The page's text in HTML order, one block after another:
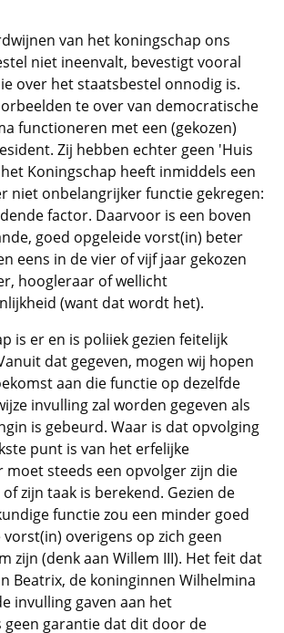
van het koningschap ons
niet ineenvalt, bevestigt vooral
over het staatsbestel onnodig is.
te over van democratische
functioneren met een (gekozen)
Zij hebben echter geen 'Huis
Koningschap heeft inmiddels een
niet onbelangrijker functie gekregen:
factor. Daarvoor is een boven
goed opgeleide vorst(in) beter
eens in de vier of vijf jaar gekozen
hoogleraar of wellicht
(want dat wordt het).
is er en is poliiek gezien feitelijk
dat gegeven, mogen wij hopen
aan die functie op dezelfde
invulling zal worden gegeven als
is gebeurd. Waar is dat opvolging
punt is van het erfelijke
moet steeds een opvolger zijn die
zijn taak is berekend. Gezien de
functie zou een minder goed
overigens op zich geen
zijn (denk aan Willem III). Het feit dat
Beatrix, de koninginnen Wilhelmina
invulling gaven aan het
geen garantie dat dit door de